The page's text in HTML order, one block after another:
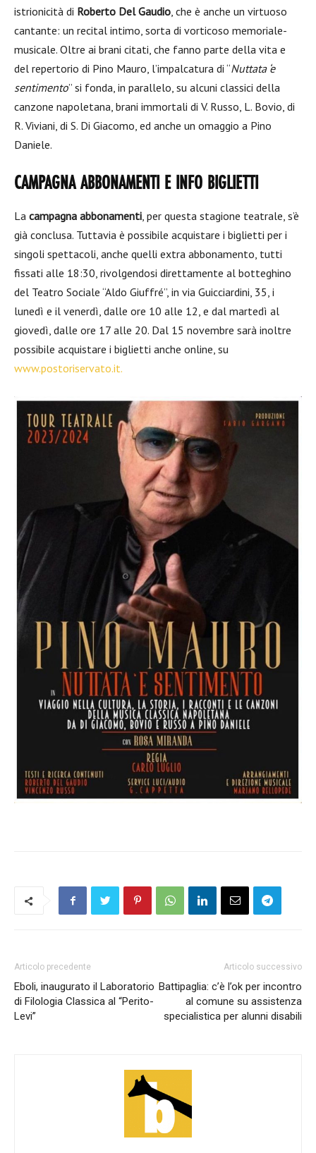
istrionicità di Roberto Del Gaudio, che è anche un virtuoso
cantante: un recital intimo, sorta di vorticoso memoriale-
musicale. Oltre ai brani citati, che fanno parte della vita e
del repertorio di Pino Mauro, l’impalcatura di “Nuttata ‘e
sentimento” si fonda, in parallelo, su alcuni classici della
canzone napoletana, brani immortali di V. Russo, L. Bovio, di
R. Viviani, di S. Di Giacomo, ed anche un omaggio a Pino
Daniele.
CAMPAGNA ABBONAMENTI E INFO BIGLIETTI
La campagna abbonamenti, per questa stagione teatrale, s’è
già conclusa. Tuttavia è possibile acquistare i biglietti per i
singoli spettacoli, anche quelli extra abbonamento, tutti
fissati alle 18:30, rivolgendosi direttamente al botteghino
del Teatro Sociale “Aldo Giuffré”, in via Guicciardini, 35, i
lunedì e il venerdì, dalle ore 10 alle 12, e dal martedì al
giovedì, dalle ore 17 alle 20. Dal 15 novembre sarà inoltre
possibile acquistare i biglietti anche online, su
www.postoriservato.it.
Articolo precedente
Eboli, inaugurato il Laboratorio
di Filologia Classica al “Perito-
Levi”
Articolo successivo
Battipaglia: c’è l’ok per incontro
al comune su assistenza
specialistica per alunni disabili